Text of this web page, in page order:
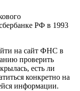
РФ в 1993
на сайт ФНС в
проверить
есть ли
конкретно на
информации.